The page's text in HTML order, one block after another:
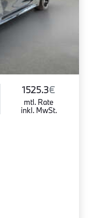
1525.3€
mtl. Rate
inkl. MwSt.